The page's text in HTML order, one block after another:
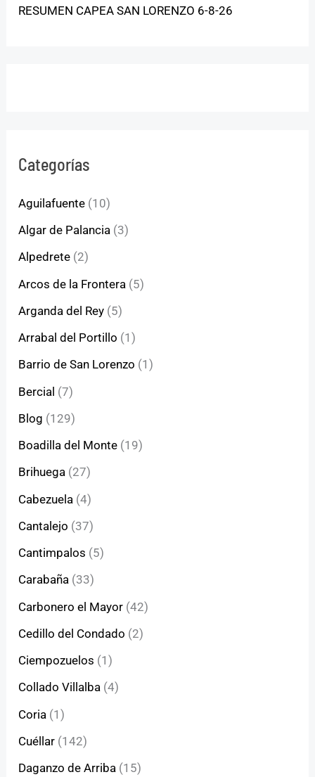
RESUMEN CAPEA SAN LORENZO 6-8-26
Categorías
Aguilafuente (10)
Algar de Palancia (3)
Alpedrete (2)
Arcos de la Frontera (5)
Arganda del Rey (5)
Arrabal del Portillo (1)
Barrio de San Lorenzo (1)
Bercial (7)
Blog (129)
Boadilla del Monte (19)
Brihuega (27)
Cabezuela (4)
Cantalejo (37)
Cantimpalos (5)
Carabaña (33)
Carbonero el Mayor (42)
Cedillo del Condado (2)
Ciempozuelos (1)
Collado Villalba (4)
Coria (1)
Cuéllar (142)
Daganzo de Arriba (15)